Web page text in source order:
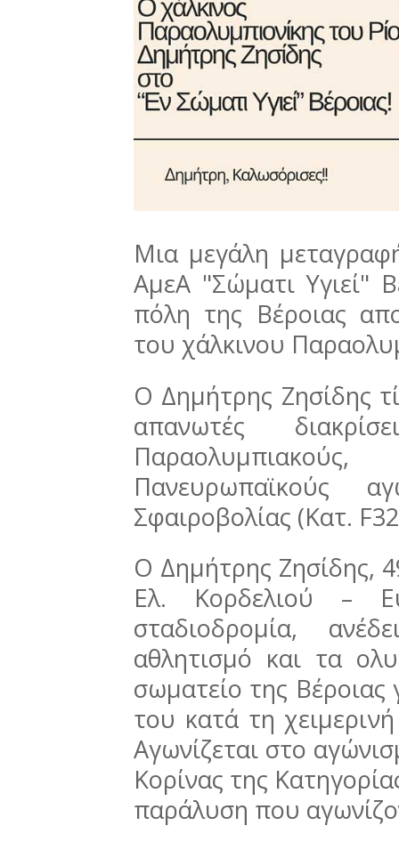
Μια μεγάλη
ΑμεΑ "Σώματι Υγιεί"
πόλη της Βέροιας
του χάλκινου
Ο Δημήτρης Ζησίδης
απανωτές
Πανευρωπαϊκούς
Σφαιροβολίας (Κατ.
Ο Δημήτρης Ζησίδης,
Ελ. Κορδελιού –
σταδιοδρομία,
αθλητισμό και τα
σωματείο της Βέροιας
του κατά τη
Αγωνίζεται στο
Κορίνας της
παράλυση που